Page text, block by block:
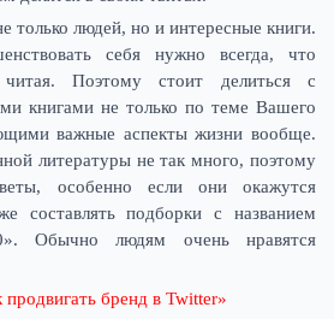
только людей, но и интересные книги.
себя нужно всегда, что
Поэтому стоит делиться с
книгами не только по теме Вашего
важные аспекты жизни вообще.
литературы не так много, поэтому
особенно если они окажутся
составлять подборки с названием
Обычно людям очень нравятся
продвигать бренд в Twitter»